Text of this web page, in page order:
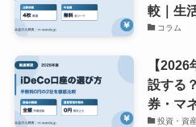
較｜生
コラム
【
設する
券・マ
投資・資